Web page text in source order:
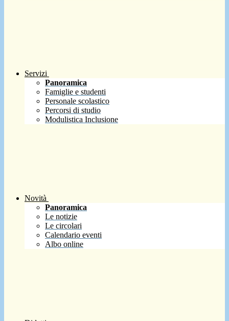
Servizi
Panoramica
Famiglie e studenti
Personale scolastico
Percorsi di studio
Modulistica Inclusione
Novità
Panoramica
Le notizie
Le circolari
Calendario eventi
Albo online